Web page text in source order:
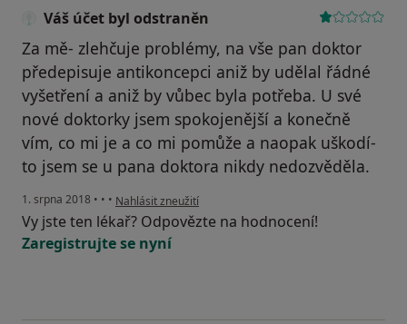
Váš účet byl odstraněn
Za mě- zlehčuje problémy, na vše pan doktor
předepisuje antikoncepci aniž by udělal řádné
vyšetření a aniž by vůbec byla potřeba. U své
nové doktorky jsem spokojenější a konečně
vím, co mi je a co mi pomůže a naopak uškodí-
to jsem se u pana doktora nikdy nedozvěděla.
1. srpna 2018 • • • podle názoru uživatele Váš účet byl odstraněn
Nahlásit zneužití
Vy jste ten lékař? Odpovězte na hodnocení!
Zaregistrujte se nyní